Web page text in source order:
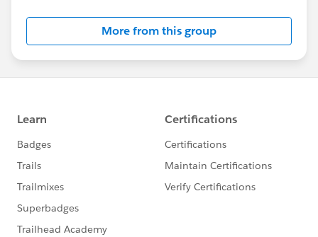
aprendemos de todos!
Siempre abiertos a preguntas y propuestas sobre
las temáticas a estudiar.
More from this group